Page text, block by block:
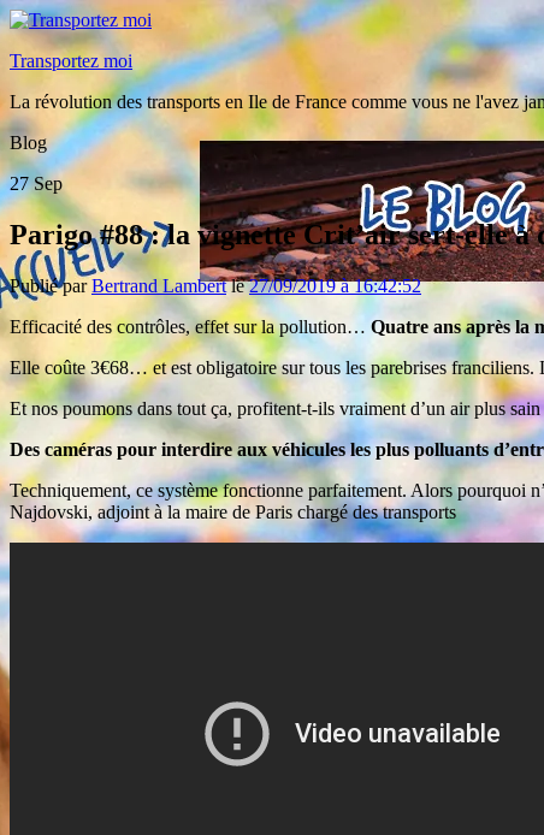
Transportez moi
La révolution des transports en Ile de France comme vous ne l'avez
Blog
27Sep
Parigo #88 : la vignette Crit’air sert-elle à
Publié parBertrand Lambertle27/09/2019 à 16:42:52
Efficacité des contrôles, effet sur la pollution… Quatre ans après la
Elle coûte 3€68… et est obligatoire sur tous les parebrises
Et nos poumons dans tout ça, profitent-t-ils vraiment d’un air plus
Des caméras pour interdire aux véhicules les plus polluants
Techniquement, ce système fonctionne parfaitement. Alors pourquoi
Najdovski, adjoint à la maire de Paris chargé des transports